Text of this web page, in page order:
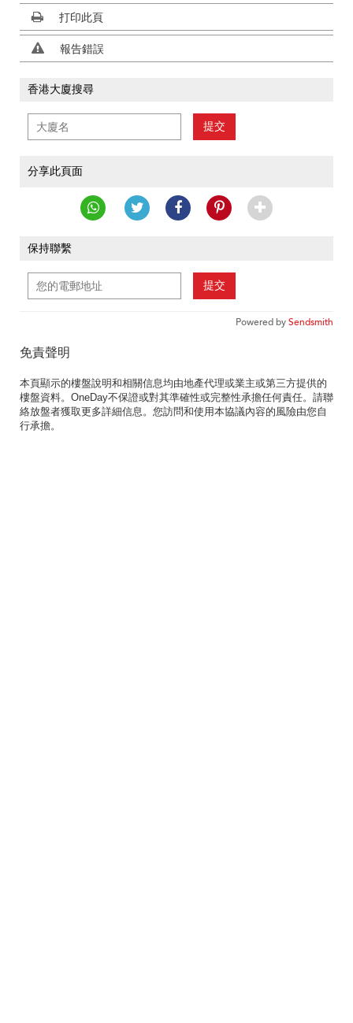
打印此頁
報告錯誤
香港大廈搜尋
提交
分享此頁面
保持聯繫
提交
Powered bySendsmith
免責聲明
本頁顯示的樓盤說明和相關信息均由地產代理或業主或第三方提供的
樓盤資料。OneDay不保證或對其準確性或完整性承擔任何責任。請聯
絡放盤者獲取更多詳細信息。您訪問和使用本協議內容的風險由您自
行承擔。